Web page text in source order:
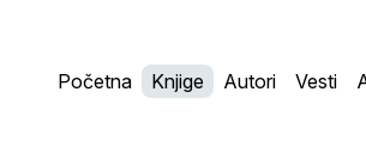
Početna Knjige Autori Vesti